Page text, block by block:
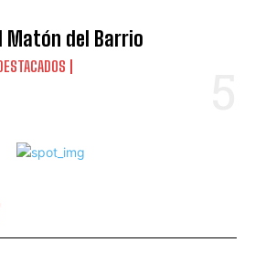
Matón del Barrio